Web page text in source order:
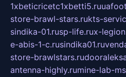
1xbeticricetc1xbetti5.ru
store-brawl-stars.rukts-
sindika-01.rusp-life.rux-
e-abis-1-c.rusindika01.ru
store-brawlstars.ru
antenna-highly.rumine-lab-